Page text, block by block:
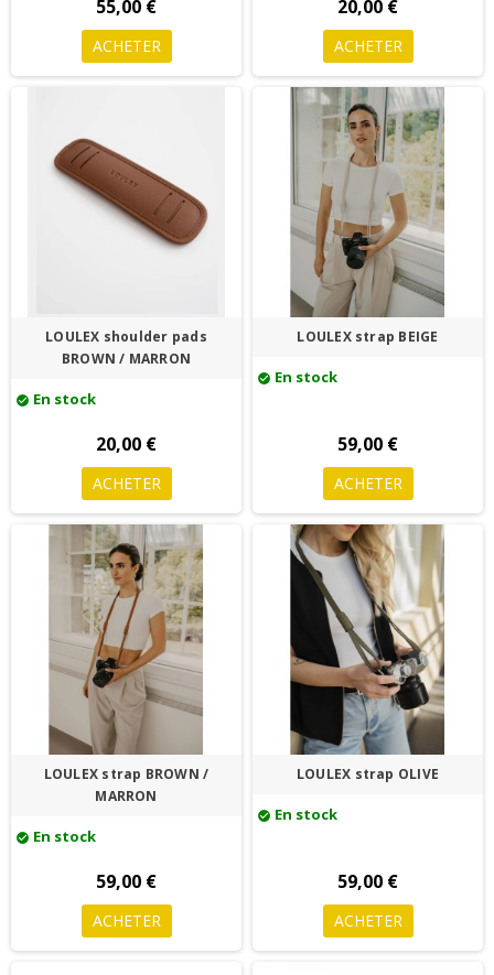
55,00 €
ACHETER
20,00 €
ACHETER
LOULEX shoulder pads
BROWN / MARRON
check_circle En stock
20,00 €
ACHETER
LOULEX strap BEIGE
check_circle En stock
59,00 €
ACHETER
LOULEX strap BROWN /
MARRON
check_circle En stock
59,00 €
ACHETER
LOULEX strap OLIVE
check_circle En stock
59,00 €
ACHETER